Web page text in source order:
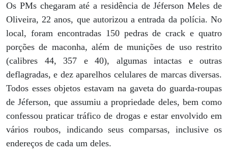
Os PMs chegaram até a residência de Jéferson Meles de
Oliveira, 22 anos, que autorizou a entrada da polícia. No
local, foram encontradas 150 pedras de crack e quatro
porções de maconha, além de munições de uso restrito
(calibres 44, 357 e 40), algumas intactas e outras
deflagradas, e dez aparelhos celulares de marcas diversas.
Todos esses objetos estavam na gaveta do guarda-roupas
de Jéferson, que assumiu a propriedade deles, bem como
confessou praticar tráfico de drogas e estar envolvido em
vários roubos, indicando seus comparsas, inclusive os
endereços de cada um deles.